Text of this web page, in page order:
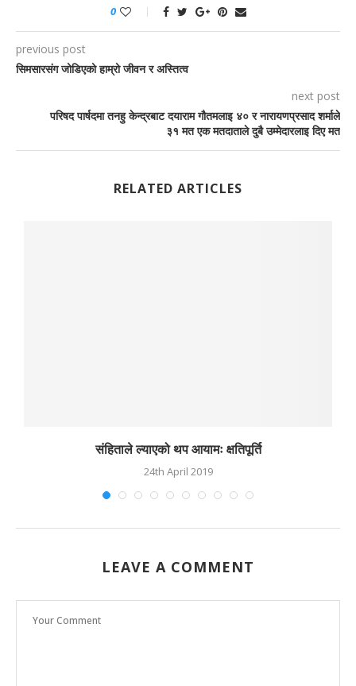
0
previous post
सिमसारसंग जोडिएको हाम्रो जीवन र अस्तित्व
next post
परिषद पार्षदमा तनहु केन्द्रबाट दयाराम गौतमलाइ ४० र नारायणप्रसाद शर्माले
३१ मत एक मतदाताले दुबै उम्मेदारलाइ दिए मत
RELATED ARTICLES
संहिताले ल्याएको थप आयामः क्षतिपूर्ति
24th April 2019
LEAVE A COMMENT